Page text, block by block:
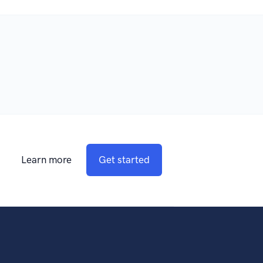
Learn more Get started